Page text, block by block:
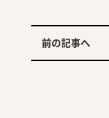
前の記事へ